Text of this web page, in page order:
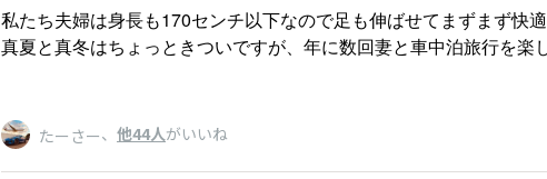
私たち夫婦は身長も170センチ以下なので足も伸ばせてまずまず快適
真夏と真冬はちょっときついですが、年に数回妻と車中泊旅行を楽
たーさー、 他44人がいいね